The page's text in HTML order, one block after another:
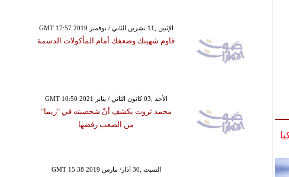
GMT 17:57 2019 الإثنين ,11 تشرين الثاني / نوفمبر
قاوم شهيتك وضعفك أمام المأكولات الدسمة
GMT 10:50 2021 الأحد ,03 كانون الثاني / يناير
محمد ثروت يكشف أنّ شخصيته في "ريما"
من الصعب رفضها
GMT 15:38 2019 السبت ,30 آذار/ مارس